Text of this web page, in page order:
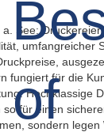
a. See:
umfangreicher
fungiert für die
Hochklassige
so für einen
sondern legen